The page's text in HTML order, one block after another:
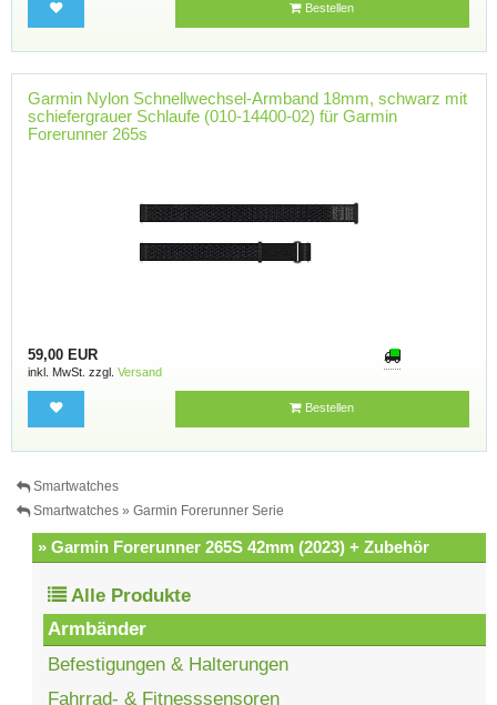
Bestellen
Garmin Nylon Schnellwechsel-Armband 18mm, schwarz mit
schiefergrauer Schlaufe (010-14400-02) für Garmin
Forerunner 265s
59,00 EUR
inkl. MwSt. zzgl. Versand
Bestellen
Smartwatches
Smartwatches » Garmin Forerunner Serie
» Garmin Forerunner 265S 42mm (2023) + Zubehör
Alle Produkte
Armbänder
Befestigungen & Halterungen
Fahrrad- & Fitnesssensoren